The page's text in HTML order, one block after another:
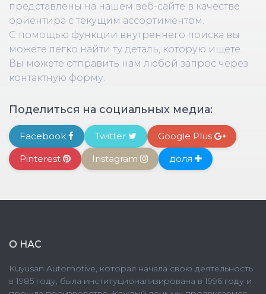
представлены на нашем веб-сайте в качестве
ориентира с текущим ассортиментом.
С помощью функции внутреннего поиска вы
можете легко найти ту деталь, которую ищете.
Вы можете отправить нам любой запрос через
контактную форму.
Поделиться на социальных медиа:
Facebook Twitter
Google Plus
Pinterest
Instagram доля
О НАС
Kuyusan Automotive, которая начала свою деятельность
в 1985 году, была институционализирована в 1996 году и